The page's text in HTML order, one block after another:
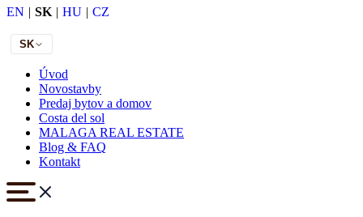
EN | SK | HU | CZ
SK
Úvod
Novostavby
Predaj bytov a domov
Costa del sol
MALAGA REAL ESTATE
Blog & FAQ
Kontakt